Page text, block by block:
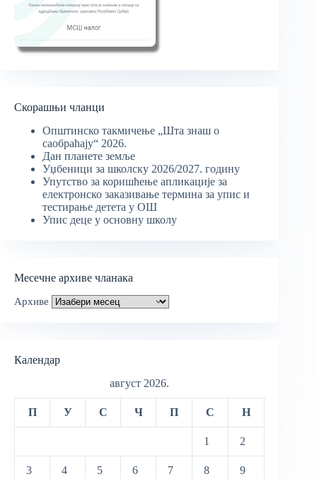
Скорашњи чланци
Општинско такмичење „Шта знаш о
саобраћају“ 2026.
Дан планете земље
Уџбеници за школску 2026/2027. годину
Упутство за коришћење апликације за
електронско заказивање термина за упис и
тестирање детета у ОШ
Упис деце у основну школу
Месечне архиве чланака
Архиве
Календар
август 2026.
П У С Ч П С Н
1 2
3 4 5 6 7 8 9